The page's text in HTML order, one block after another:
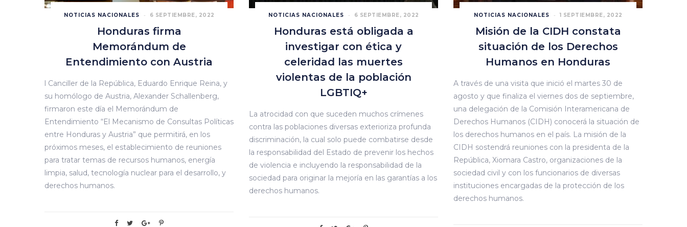
NOTICIAS NACIONALES 6 SEPTIEMBRE, 2022
Honduras firma
Memorándum de
Entendimiento con Austria
l Canciller de la República, Eduardo Enrique Reina, y
su homólogo de Austria, Alexander Schallenberg,
firmaron este día el Memorándum de
Entendimiento “El Mecanismo de Consultas Políticas
entre Honduras y Austria” que permitirá, en los
próximos meses, el establecimiento de reuniones
para tratar temas de recursos humanos, energía
limpia, salud, tecnología nuclear para el desarrollo, y
derechos humanos.
NOTICIAS NACIONALES 6 SEPTIEMBRE, 2022
Honduras está obligada a
investigar con ética y
celeridad las muertes
violentas de la población
LGBTIQ+
La atrocidad con que suceden muchos crímenes
contra las poblaciones diversas exterioriza profunda
discriminación, la cual solo puede combatirse desde
la responsabilidad del Estado de prevenir los hechos
de violencia e incluyendo la responsabilidad de la
sociedad para originar la mejoría en las garantías a los
derechos humanos.
NOTICIAS NACIONALES 1 SEPTIEMBRE, 2022
Misión de la CIDH constata
situación de los Derechos
Humanos en Honduras
A través de una visita que inició el martes 30 de
agosto y que finaliza el viernes dos de septiembre,
una delegación de la Comisión Interamericana de
Derechos Humanos (CIDH) conocerá la situación de
los derechos humanos en el país. La misión de la
CIDH sostendrá reuniones con la presidenta de la
República, Xiomara Castro, organizaciones de la
sociedad civil y con los funcionarios de diversas
instituciones encargadas de la protección de los
derechos humanos.